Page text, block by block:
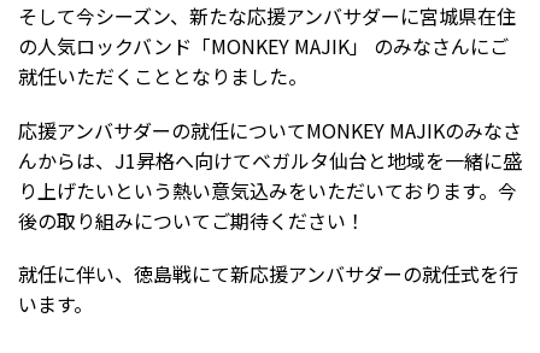
そして今シーズン、新たな応援アンバサダーに宮城県在住
の人気ロックバンド「MONKEY MAJIK」 のみなさんにご
就任いただくこととなりました。
応援アンバサダーの就任についてMONKEY MAJIKのみなさ
んからは、 J1昇格へ向けてベガルタ仙台と地域を一緒に盛
り上げたいという熱い意気込みをいただいております。今
後の取り組みについてご期待ください！
就任に伴い、徳島戦にて新応援アンバサダーの就任式を行
います。